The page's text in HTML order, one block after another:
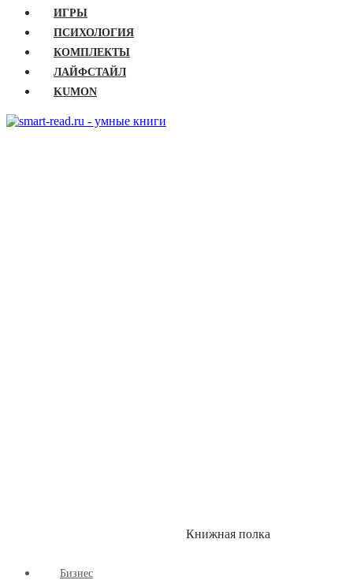
ИГРЫ
ПСИХОЛОГИЯ
КОМПЛЕКТЫ
ЛАЙФСТАЙЛ
KUMON
Книжная полка
Бизнес